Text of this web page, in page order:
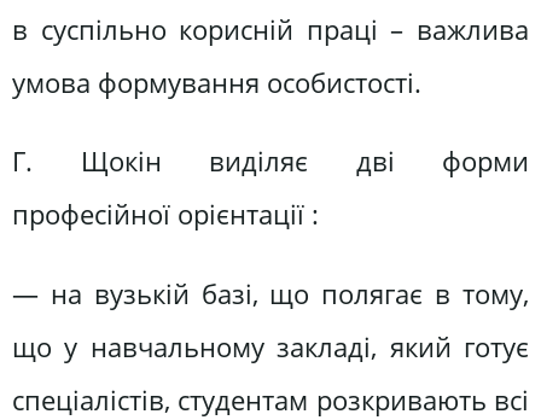
в суспільно корисній праці – важлива
умова формування особистості.
Г. Щокін виділяє дві форми
професійної орієнтації :
— на вузькій базі, що полягає в тому,
що у навчальному закладі, який готує
спеціалістів, студентам розкривають всі